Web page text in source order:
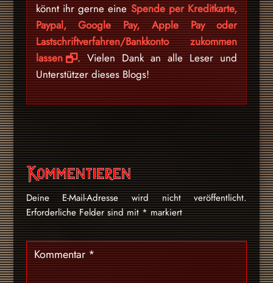
könnt ihr gerne eineSpende per Kreditkarte,
Paypal, Google Pay, Apple Pay oder
Lastschriftverfahren/Bankkonto zukommen
lassen
. Vielen Dank an alle Leser und
Unterstützer dieses Blogs!
Kommentieren
Deine E-Mail-Adresse wird nicht veröffentlicht.
Erforderliche Felder sind mit*markiert